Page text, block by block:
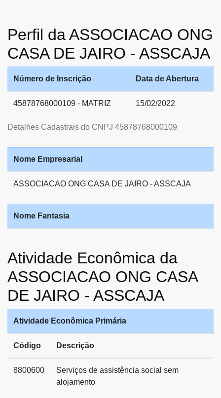
Perfil da ASSOCIACAO ONG
CASA DE JAIRO - ASSCAJA
Detalhes Cadastrais do CNPJ 45878768000109
Número de Inscrição Data de Abertura
45878768000109 - MATRIZ 15/02/2022
Nome Empresarial
ASSOCIACAO ONG CASA DE JAIRO - ASSCAJA
Nome Fantasia
Atividade Econômica da
ASSOCIACAO ONG CASA
DE JAIRO - ASSCAJA
Atividade Econômica Primária
Código Descrição
8800600
Serviços de assistência social sem
alojamento